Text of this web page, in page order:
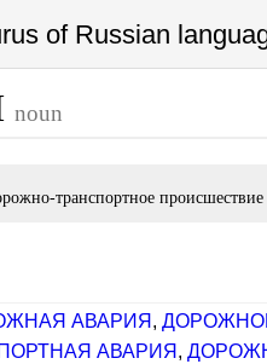
of Russian
noun
транспортное происшествие
АВАРИЯ ,
АВАРИЯ ,